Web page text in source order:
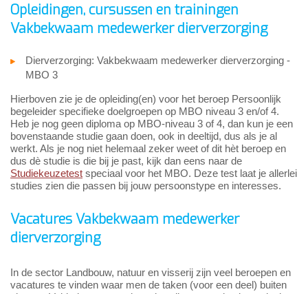
Opleidingen, cursussen en trainingen
Vakbekwaam medewerker dierverzorging
Dierverzorging: Vakbekwaam medewerker dierverzorging -
MBO 3
Hierboven zie je de opleiding(en) voor het beroep Persoonlijk
begeleider specifieke doelgroepen op MBO niveau 3 en/of 4.
Heb je nog geen diploma op MBO-niveau 3 of 4, dan kun je een
bovenstaande studie gaan doen, ook in deeltijd, dus als je al
werkt. Als je nog niet helemaal zeker weet of dit hèt beroep en
dus dè studie is die bij je past, kijk dan eens naar de
Studiekeuzetest speciaal voor het MBO. Deze test laat je allerlei
studies zien die passen bij jouw persoonstype en interesses.
Vacatures Vakbekwaam medewerker
dierverzorging
In de sector Landbouw, natuur en visserij zijn veel beroepen en
vacatures te vinden waar men de taken (voor een deel) buiten